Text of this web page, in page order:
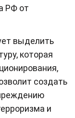
РФ от
выделить
которая
создать
и